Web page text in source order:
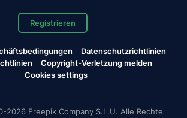
Registrieren
Datenschutzrichtlinien
Copyright-Verletzung melden
Cookies settings
2026 Freepik Company S.L.U. Alle Rechte